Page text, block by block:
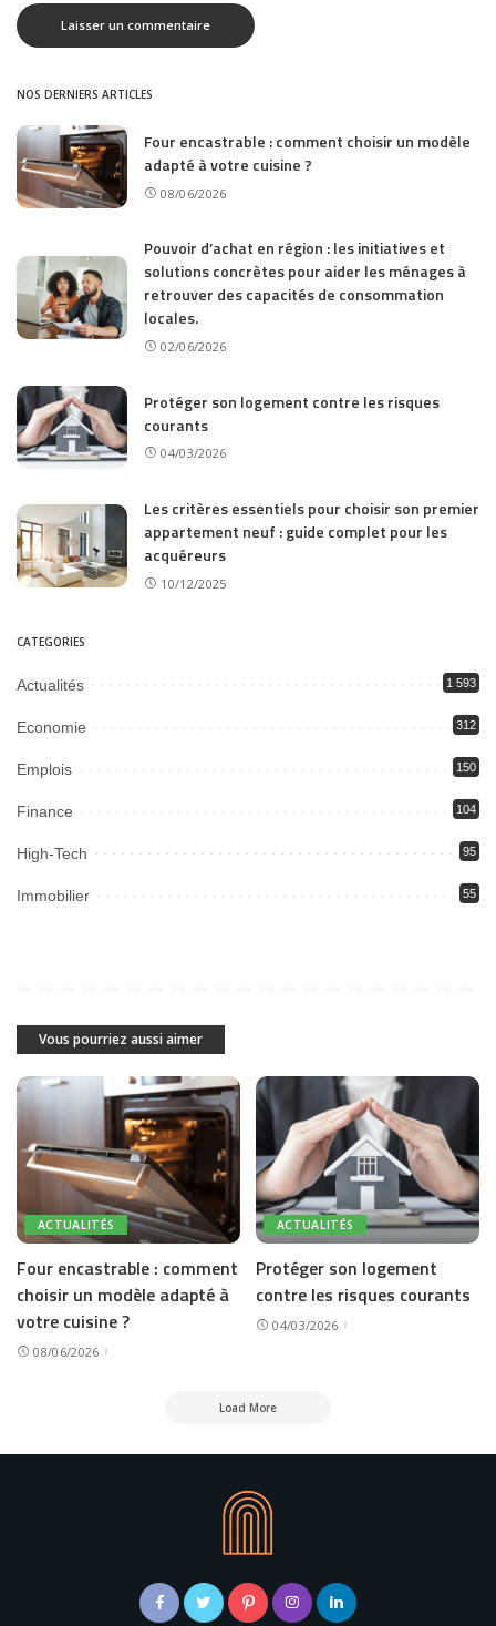
NOS DERNIERS ARTICLES
Four encastrable : comment choisir un modèle
adapté à votre cuisine ?
08/06/2026
Pouvoir d’achat en région : les initiatives et
solutions concrètes pour aider les ménages à
retrouver des capacités de consommation
locales.
02/06/2026
Protéger son logement contre les risques
courants
04/03/2026
Les critères essentiels pour choisir son premier
appartement neuf : guide complet pour les
acquéreurs
10/12/2025
CATEGORIES
Actualités 1 593
Economie 312
Emplois 150
Finance 104
High-Tech 95
Immobilier 55
Vous pourriez aussi aimer
ACTUALITÉS
Four encastrable : comment
choisir un modèle adapté à
votre cuisine ?
08/06/2026
ACTUALITÉS
Protéger son logement
contre les risques courants
04/03/2026
Load More